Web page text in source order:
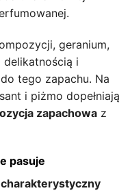
geranium,
delikatnością i
tego zapachu. Na
i piżmo dopełniają
zapachowa z
pasuje
charakterystyczny